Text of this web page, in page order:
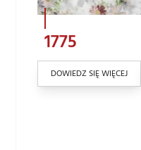
1775
DOWIEDZ SIĘ WIĘCEJ